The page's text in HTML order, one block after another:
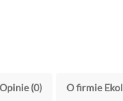
Opinie (0) O firmie